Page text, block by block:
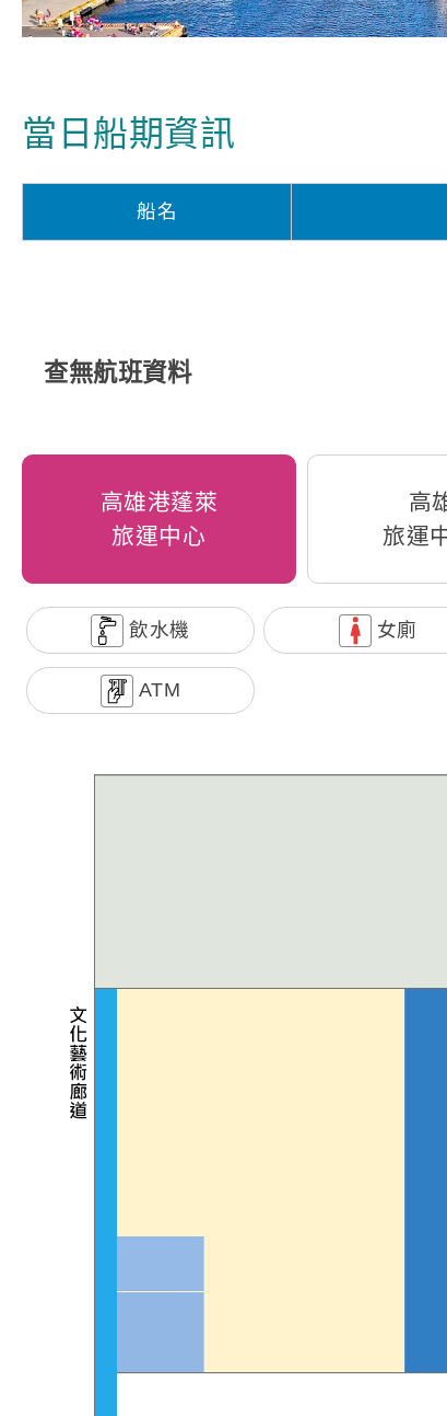
當日船期資訊
船名
查無航班資料
高雄港蓬萊
旅運中心
飲水機 女廁
ATM
高
旅運
· 公車：搭乘99、248、248區間車、紅52
*配合郵輪到港期間(每周一、四)可搭乘橘
· 捷運：搭乘捷運至西子灣2號出口再步行約